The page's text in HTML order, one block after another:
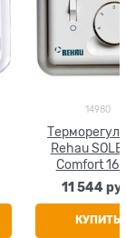
14980
Rehau
Comfort 16
функцией
с
11 544
КУПИТЬ